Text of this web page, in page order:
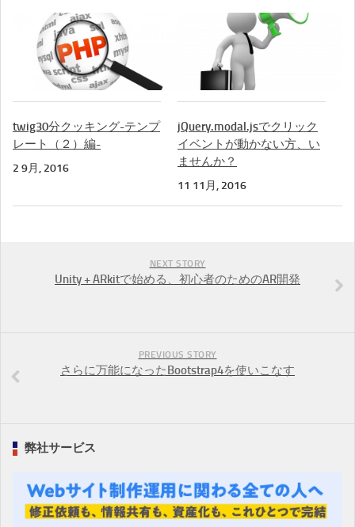
twig30分クッキング-テンプ
レート（２）編-
2 9月, 2016
jQuery.modal.jsでクリック
イベントが動かない方、い
ませんか？
11 11月, 2016
NEXT STORY
Unity + ARkitで始める、初心者のためのAR開発
PREVIOUS STORY
さらに万能になったBootstrap4を使いこなす
弊社サービス